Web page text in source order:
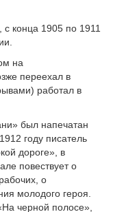
конца 1905 по 1911
на
переехал в
работал в
был напечатан
году писатель
дороге», в
повествует о
о
молодого героя.
черной полосе»,